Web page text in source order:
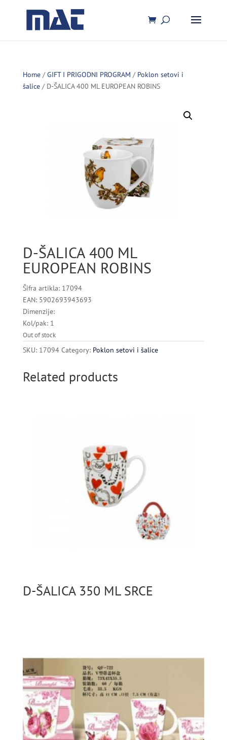
Home/GIFT I PRIGODNI PROGRAM / Poklon setovi i
šalice/ D-ŠALICA 400 ML EUROPEAN ROBINS
D-ŠALICA 400 ML
EUROPEAN ROBINS
Šifra artikla: 17094
EAN: 5902693943693
Dimenzije:
Kol/pak: 1
Out of stock
SKU: 17094 Category: Poklon setovi i šalice
Related products
D-ŠALICA 350 ML SRCE